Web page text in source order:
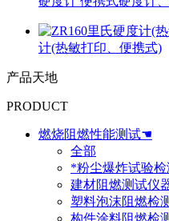
计(热敏打印、便携式)
产品天地
PRODUCT
燃烧阻燃性能测试☚
全部
*粉尘爆炸试验检
建材阻燃测试仪
塑料泡沫阻燃检
构件涂料阻燃检